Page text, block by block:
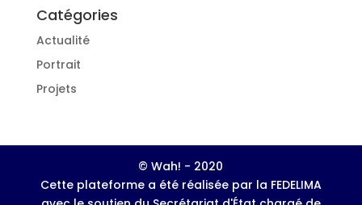
Catégories
Actualité
Portrait
Projets
© Wah! - 2020
Cette plateforme a été réalisée par la FEDELIMA